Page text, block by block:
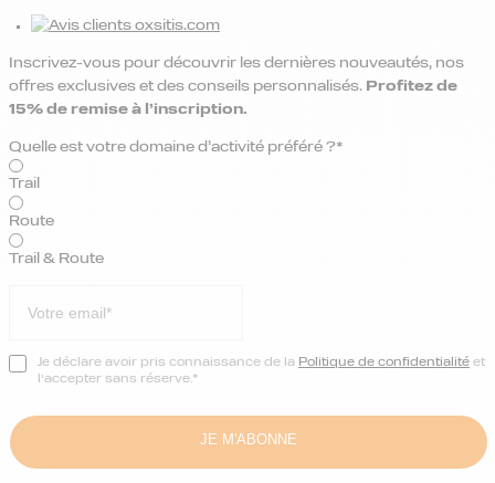
Inscrivez-vous pour découvrir les dernières nouveautés, nos
offres exclusives et des conseils personnalisés. Profitez de
15% de remise à l’inscription.
Quelle est votre domaine d’activité préféré ?*
Trail
Route
Trail & Route
Je déclare avoir pris connaissance de la Politique de confidentialité et
l’accepter sans réserve.*